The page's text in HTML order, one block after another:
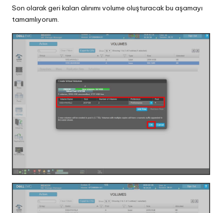
Son olarak geri kalan alınımı volume oluşturacak bu aşamayı
tamamlıyorum.